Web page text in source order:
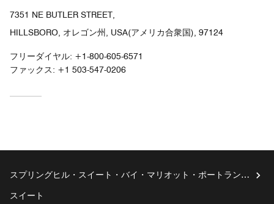
7351 NE BUTLER STREET,
HILLSBORO, オレゴン州, USA(アメリカ合衆国), 97124
フリーダイヤル: +1-800-605-6571
ファックス: +1 503-547-0206
スプリングヒル・スイート・バイ・マリオット・ポートラン
スイート